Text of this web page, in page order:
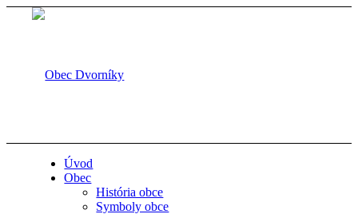
Úvod
Obec
História obce
Symboly obce